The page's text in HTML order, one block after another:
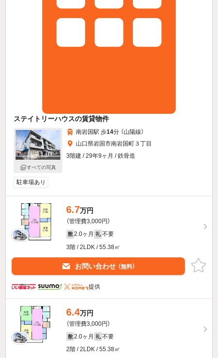
ステイトリーハウスの賃貸物件
すべての写真
南岩国駅 歩14分 （山陽線）
山口県岩国市南岩国町３丁目
3階建 / 29年9ヶ月 / 鉄骨造
駐車場あり
6.7万円
（管理費3,000円）
敷 2.0ヶ月 礼 不要
3階 / 2LDK / 55.38㎡
お問い合わせ （無料）
提供
6.4万円
（管理費3,000円）
敷 2.0ヶ月 礼 不要
2階 / 2LDK / 55.38㎡